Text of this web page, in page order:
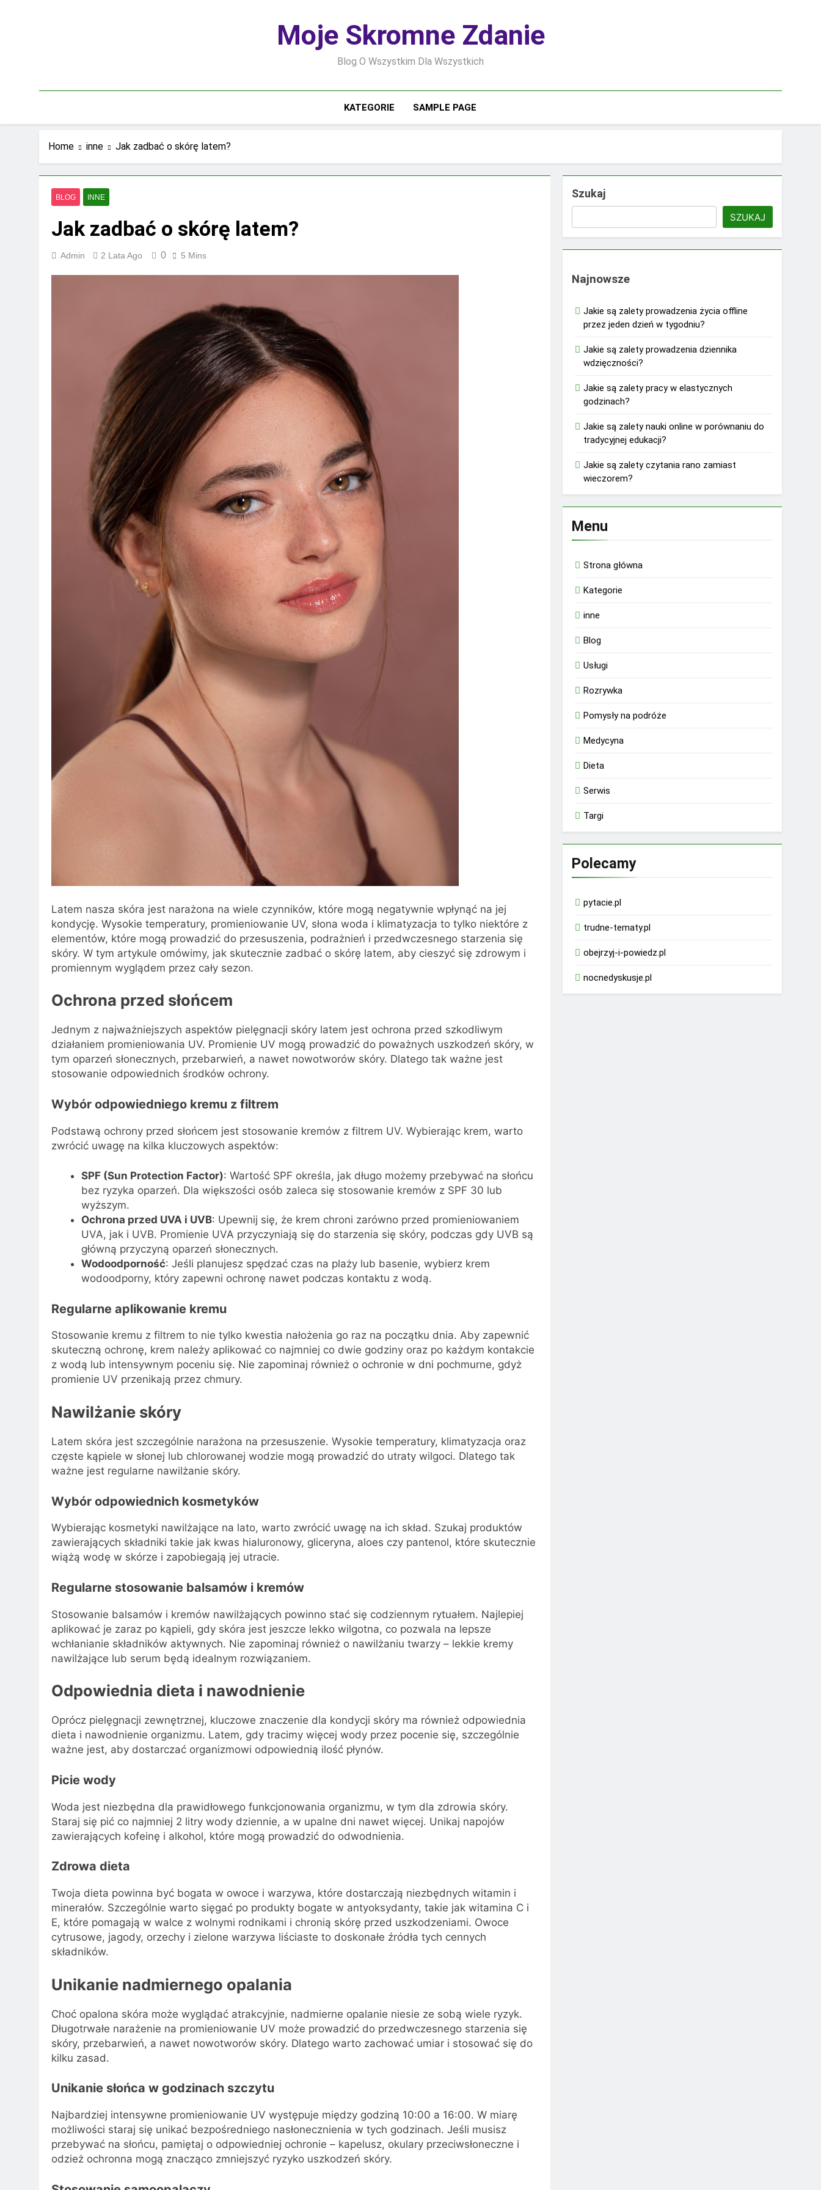
Moje Skromne Zdanie
Blog O Wszystkim Dla Wszystkich
KATEGORIE SAMPLE PAGE
Home inne Jak zadbać o skórę latem?
BLOG INNE
Jak zadbać o skórę latem?
Admin 2 Lata Ago 0 5 Mins
Latem nasza skóra jest narażona na wiele czynników, które mogą negatywnie wpłynąć na jej
kondycję. Wysokie temperatury, promieniowanie UV, słona woda i klimatyzacja to tylko niektóre z
elementów, które mogą prowadzić do przesuszenia, podrażnień i przedwczesnego starzenia się
skóry. W tym artykule omówimy, jak skutecznie zadbać o skórę latem, aby cieszyć się zdrowym i
promiennym wyglądem przez cały sezon.
Ochrona przed słońcem
Jednym z najważniejszych aspektów pielęgnacji skóry latem jest ochrona przed szkodliwym
działaniem promieniowania UV. Promienie UV mogą prowadzić do poważnych uszkodzeń skóry, w
tym oparzeń słonecznych, przebarwień, a nawet nowotworów skóry. Dlatego tak ważne jest
stosowanie odpowiednich środków ochrony.
Wybór odpowiedniego kremu z filtrem
Podstawą ochrony przed słońcem jest stosowanie kremów z filtrem UV. Wybierając krem, warto
zwrócić uwagę na kilka kluczowych aspektów:
SPF (Sun Protection Factor): Wartość SPF określa, jak długo możemy przebywać na słońcu
bez ryzyka oparzeń. Dla większości osób zaleca się stosowanie kremów z SPF 30 lub
wyższym.
Ochrona przed UVA i UVB: Upewnij się, że krem chroni zarówno przed promieniowaniem
UVA, jak i UVB. Promienie UVA przyczyniają się do starzenia się skóry, podczas gdy UVB są
główną przyczyną oparzeń słonecznych.
Wodoodporność: Jeśli planujesz spędzać czas na plaży lub basenie, wybierz krem
wodoodporny, który zapewni ochronę nawet podczas kontaktu z wodą.
Regularne aplikowanie kremu
Stosowanie kremu z filtrem to nie tylko kwestia nałożenia go raz na początku dnia. Aby zapewnić
skuteczną ochronę, krem należy aplikować co najmniej co dwie godziny oraz po każdym kontakcie
z wodą lub intensywnym poceniu się. Nie zapominaj również o ochronie w dni pochmurne, gdyż
promienie UV przenikają przez chmury.
Nawilżanie skóry
Latem skóra jest szczególnie narażona na przesuszenie. Wysokie temperatury, klimatyzacja oraz
częste kąpiele w słonej lub chlorowanej wodzie mogą prowadzić do utraty wilgoci. Dlatego tak
ważne jest regularne nawilżanie skóry.
Wybór odpowiednich kosmetyków
Wybierając kosmetyki nawilżające na lato, warto zwrócić uwagę na ich skład. Szukaj produktów
zawierających składniki takie jak kwas hialuronowy, gliceryna, aloes czy pantenol, które skutecznie
wiążą wodę w skórze i zapobiegają jej utracie.
Regularne stosowanie balsamów i kremów
Stosowanie balsamów i kremów nawilżających powinno stać się codziennym rytuałem. Najlepiej
aplikować je zaraz po kąpieli, gdy skóra jest jeszcze lekko wilgotna, co pozwala na lepsze
wchłanianie składników aktywnych. Nie zapominaj również o nawilżaniu twarzy – lekkie kremy
nawilżające lub serum będą idealnym rozwiązaniem.
Odpowiednia dieta i nawodnienie
Oprócz pielęgnacji zewnętrznej, kluczowe znaczenie dla kondycji skóry ma również odpowiednia
dieta i nawodnienie organizmu. Latem, gdy tracimy więcej wody przez pocenie się, szczególnie
ważne jest, aby dostarczać organizmowi odpowiednią ilość płynów.
Picie wody
Woda jest niezbędna dla prawidłowego funkcjonowania organizmu, w tym dla zdrowia skóry.
Staraj się pić co najmniej 2 litry wody dziennie, a w upalne dni nawet więcej. Unikaj napojów
zawierających kofeinę i alkohol, które mogą prowadzić do odwodnienia.
Zdrowa dieta
Twoja dieta powinna być bogata w owoce i warzywa, które dostarczają niezbędnych witamin i
minerałów. Szczególnie warto sięgać po produkty bogate w antyoksydanty, takie jak witamina C i
E, które pomagają w walce z wolnymi rodnikami i chronią skórę przed uszkodzeniami. Owoce
cytrusowe, jagody, orzechy i zielone warzywa liściaste to doskonałe źródła tych cennych
składników.
Unikanie nadmiernego opalania
Choć opalona skóra może wyglądać atrakcyjnie, nadmierne opalanie niesie ze sobą wiele ryzyk.
Długotrwałe narażenie na promieniowanie UV może prowadzić do przedwczesnego starzenia się
skóry, przebarwień, a nawet nowotworów skóry. Dlatego warto zachować umiar i stosować się do
kilku zasad.
Unikanie słońca w godzinach szczytu
Najbardziej intensywne promieniowanie UV występuje między godziną 10:00 a 16:00. W miarę
możliwości staraj się unikać bezpośredniego nasłonecznienia w tych godzinach. Jeśli musisz
przebywać na słońcu, pamiętaj o odpowiedniej ochronie – kapelusz, okulary przeciwsłoneczne i
odzież ochronna mogą znacząco zmniejszyć ryzyko uszkodzeń skóry.
Szukaj
SZUKAJ
Najnowsze
Jakie są zalety prowadzenia życia offline
przez jeden dzień w tygodniu?
Jakie są zalety prowadzenia dziennika
wdzięczności?
Jakie są zalety pracy w elastycznych
godzinach?
Jakie są zalety nauki online w porównaniu do
tradycyjnej edukacji?
Jakie są zalety czytania rano zamiast
wieczorem?
Menu
Strona główna
Kategorie
inne
Blog
Usługi
Rozrywka
Pomysły na podróże
Medycyna
Dieta
Serwis
Targi
Polecamy
pytacie.pl
trudne-tematy.pl
obejrzyj-i-powiedz.pl
nocnedyskusje.pl